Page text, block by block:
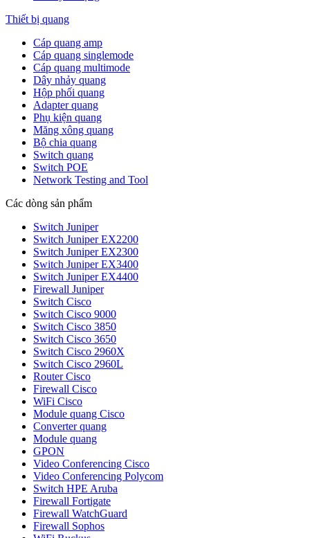
Thiết bị quang
Cáp quang amp
Cáp quang singlemode
Cáp quang multimode
Dây nhảy quang
Hộp phối quang
Adapter quang
Phụ kiện quang
Măng xông quang
Bộ chia quang
Switch quang
Switch POE
Network Testing and Tool
Các dòng sản phẩm
Switch Juniper
Switch Juniper EX2200
Switch Juniper EX2300
Switch Juniper EX3400
Switch Juniper EX4400
Firewall Juniper
Switch Cisco
Switch Cisco 9000
Switch Cisco 3850
Switch Cisco 3650
Switch Cisco 2960X
Switch Cisco 2960L
Router Cisco
Firewall Cisco
WiFi Cisco
Module quang Cisco
Converter quang
Module quang
GPON
Video Conferencing Cisco
Video Conferencing Polycom
Switch HPE Aruba
Firewall Fortigate
Firewall WatchGuard
Firewall Sophos